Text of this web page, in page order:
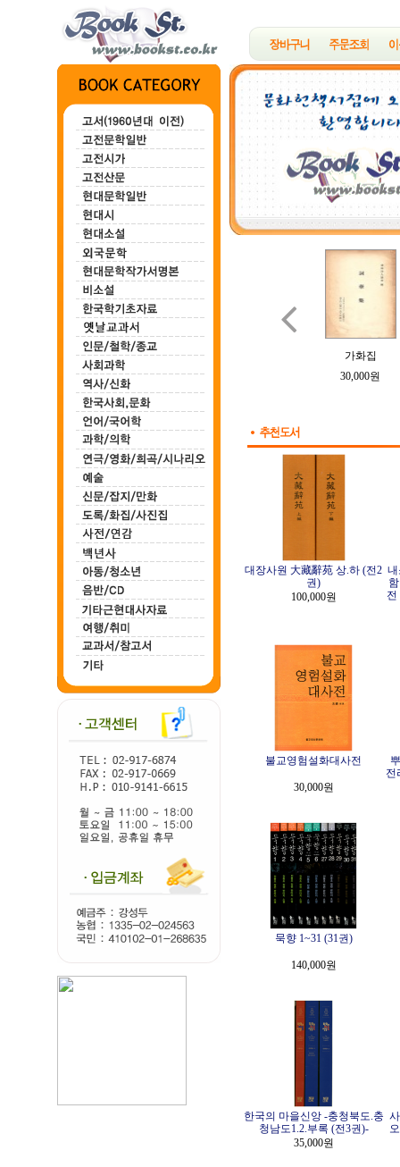
한하운시초
200,000원
정지용시집
700,000원
가화집
30,000원

대장사원 大藏辭苑 상.하 (전2
권)
100,000원
내
전
불교영험설화대사전
30,000원
전
묵향 1~31 (31권)
140,000원
한국의 마을신앙 -충청북도.충
청남도1.2.부록 (전3권)-
35,000원